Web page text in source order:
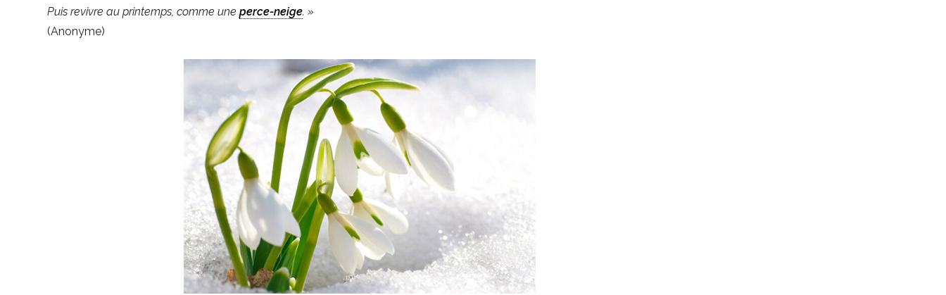
Puis revivre au printemps, comme uneperce-neige. »
(Anonyme)